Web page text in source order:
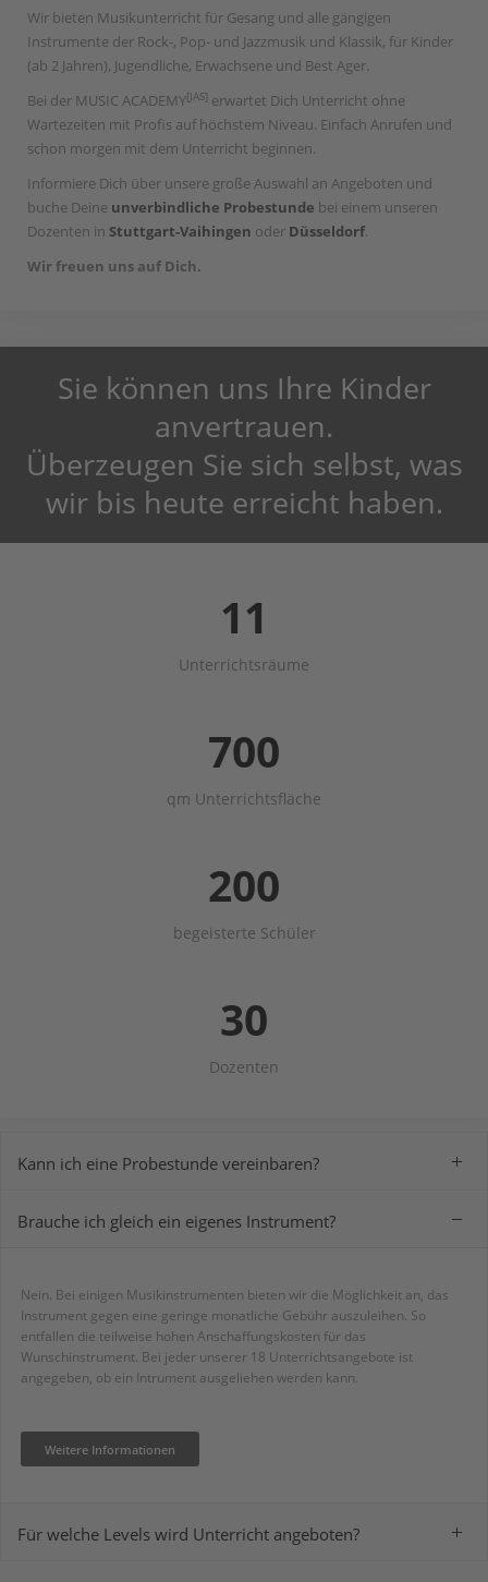
Wir bieten Musikunterricht für Gesang und alle gängigen
Instrumente der Rock-, Pop- und Jazzmusik und Klassik, für Kinder
(ab 2 Jahren), Jugendliche, Erwachsene und Best Ager.
Bei der MUSIC ACADEMY[JAS] erwartet Dich Unterricht ohne
Wartezeiten mit Profis auf höchstem Niveau. Einfach Anrufen und
schon morgen mit dem Unterricht beginnen.
Informiere Dich über unsere große Auswahl an Angeboten und
buche Deine unverbindliche Probestunde bei einem unseren
Dozenten in Stuttgart-Vaihingen oder Düsseldorf.
Wir freuen uns auf Dich.
Sie können uns Ihre Kinder
anvertrauen.
Überzeugen Sie sich selbst, was
wir bis heute erreicht haben.
11
Unterrichtsräume
700
qm Unterrichtsfläche
200
begeisterte Schüler
30
Dozenten
Kann ich eine Probestunde vereinbaren?
Bei all unseren 18 verschiedenen Unterrichtsangeboten ist es möglich,
Probestunde vereinbaren
Brauche ich gleich ein eigenes Instrument?
Nein. Bei einigen Musikinstrumenten bieten wir die Möglichkeit an, das
Instrument gegen eine geringe monatliche Gebühr auszuleihen. So
entfallen die teilweise hohen Anschaffungskosten für das
Wunschinstrument. Bei jeder unserer 18 Unterrichtsangebote ist
angegeben, ob ein Intrument ausgeliehen werden kann.
Weitere Informationen
Für welche Levels wird Unterricht angeboten?